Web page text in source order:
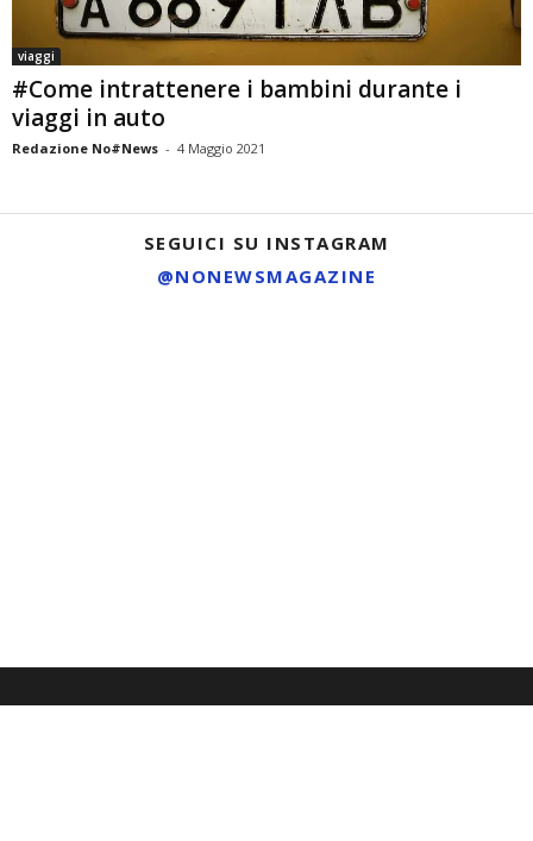
viaggi
#Come intrattenere i bambini durante i
viaggi in auto
Redazione No#News - 4 Maggio 2021
SEGUICI SU INSTAGRAM
@NONEWSMAGAZINE